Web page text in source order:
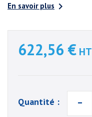
En savoir plus 
622,56 € HT
Quantité : -